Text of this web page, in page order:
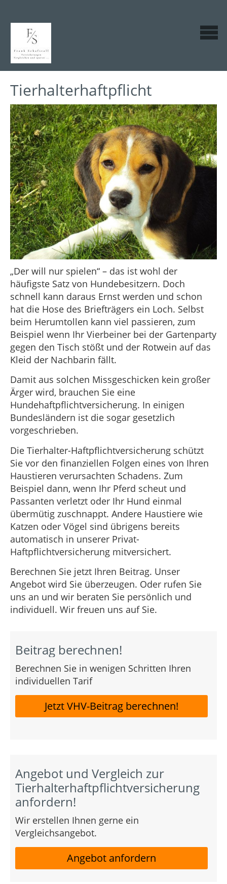
Tierhalterhaftpflicht
„Der will nur spielen“ – das ist wohl der
häufigste Satz von Hundebesitzern. Doch
schnell kann daraus Ernst werden und schon
hat die Hose des Briefträgers ein Loch. Selbst
beim Herumtollen kann viel passieren, zum
Beispiel wenn Ihr Vierbeiner bei der Gartenparty
gegen den Tisch stößt und der Rotwein auf das
Kleid der Nachbarin fällt.
Damit aus solchen Missgeschicken kein großer
Ärger wird, brauchen Sie eine
Hundehaftpflichtversicherung. In einigen
Bundesländern ist die sogar gesetzlich
vorgeschrieben.
Die Tierhalter-Haftpflichtversicherung schützt
Sie vor den finanziellen Folgen eines von Ihren
Haustieren verursachten Schadens. Zum
Beispiel dann, wenn Ihr Pferd scheut und
Passanten verletzt oder Ihr Hund einmal
übermütig zuschnappt. Andere Haustiere wie
Katzen oder Vögel sind übrigens bereits
automatisch in unserer Privat-
Haftpflichtversicherung mitversichert.
Berechnen Sie jetzt Ihren Beitrag. Unser
Angebot wird Sie überzeugen. Oder rufen Sie
uns an und wir beraten Sie persönlich und
individuell. Wir freuen uns auf Sie.
Beitrag berechnen!
Berechnen Sie in wenigen Schritten Ihren
individuellen Tarif
Jetzt VHV-Beitrag berechnen!
Angebot und Vergleich zur
Tierhalterhaftpflichtversicherung
anfordern!
Wir erstellen Ihnen gerne ein
Vergleichsangebot.
Angebot anfordern